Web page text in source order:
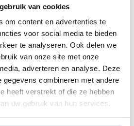
van cookies
om content en advertenties te
voor social media te bieden
te analyseren. Ook delen we
van onze site met onze
adverteren en analyse. Deze
gegevens combineren met andere
heeft verstrekt of die ze hebben
uw gebruik van hun services.
fällt größengerecht aus. Wir
der Basis der Körpergröße
Siehierfür unsere